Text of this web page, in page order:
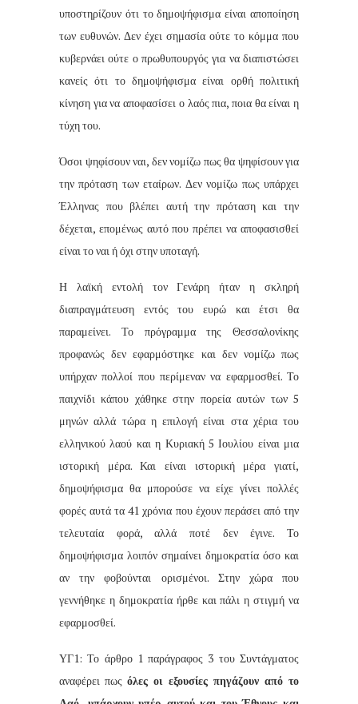
υποστηρίζουν ότι το δημοψήφισμα είναι αποποίηση
των ευθυνών. Δεν έχει σημασία ούτε το κόμμα που
κυβερνάει ούτε ο πρωθυπουργός για να διαπιστώσει
κανείς ότι το δημοψήφισμα είναι ορθή πολιτική
κίνηση για να αποφασίσει ο λαός πια, ποια θα είναι η
τύχη του.
Όσοι ψηφίσουν ναι, δεν νομίζω πως θα ψηφίσουν για
την πρόταση των εταίρων. Δεν νομίζω πως υπάρχει
Έλληνας που βλέπει αυτή την πρόταση και την
δέχεται, επομένως αυτό που πρέπει να αποφασισθεί
είναι το ναι ή όχι στην υποταγή.
Η λαϊκή εντολή τον Γενάρη ήταν η σκληρή
διαπραγμάτευση εντός του ευρώ και έτσι θα
παραμείνει. Το πρόγραμμα της Θεσσαλονίκης
προφανώς δεν εφαρμόστηκε και δεν νομίζω πως
υπήρχαν πολλοί που περίμεναν να εφαρμοσθεί. Το
παιχνίδι κάπου χάθηκε στην πορεία αυτών των 5
μηνών αλλά τώρα η επιλογή είναι στα χέρια του
ελληνικού λαού και η Κυριακή 5 Ιουλίου είναι μια
ιστορική μέρα. Και είναι ιστορική μέρα γιατί,
δημοψήφισμα θα μπορούσε να είχε γίνει πολλές
φορές αυτά τα 41 χρόνια που έχουν περάσει από την
τελευταία φορά, αλλά ποτέ δεν έγινε. Το
δημοψήφισμα λοιπόν σημαίνει δημοκρατία όσο και
αν την φοβούνται ορισμένοι. Στην χώρα που
γεννήθηκε η δημοκρατία ήρθε και πάλι η στιγμή να
εφαρμοσθεί.
ΥΓ1: Το άρθρο 1 παράγραφος 3 του Συντάγματος
αναφέρει πωςόλες οι εξουσίες πηγάζουν από το